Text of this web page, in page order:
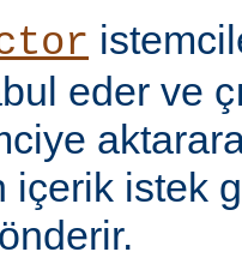
eder ve
içerik istek